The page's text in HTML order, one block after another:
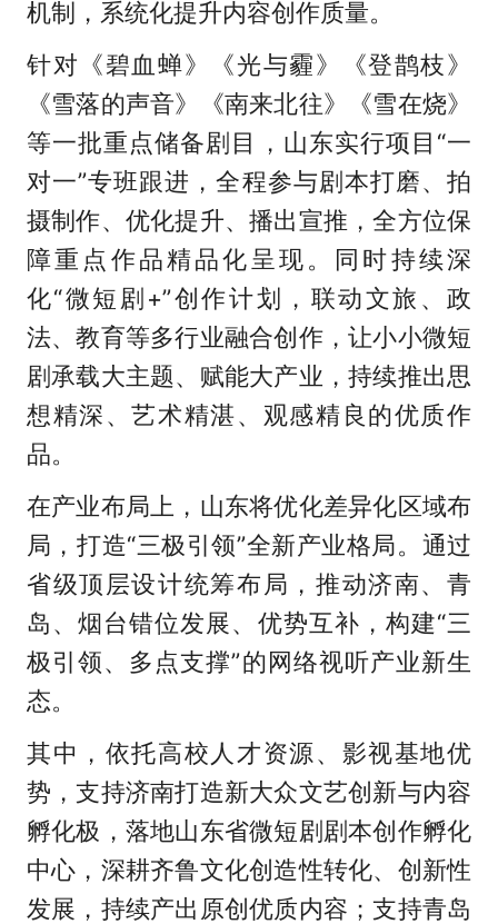
机制，系统化提升内容创作质量。
针对《碧血蝉》《光与霾》《登鹊枝》
《雪落的声音》《南来北往》《雪在烧》
等一批重点储备剧目，山东实行项目“一
对一”专班跟进，全程参与剧本打磨、拍
摄制作、优化提升、播出宣推，全方位保
障重点作品精品化呈现。同时持续深
化“微短剧+”创作计划，联动文旅、政
法、教育等多行业融合创作，让小小微短
剧承载大主题、赋能大产业，持续推出思
想精深、艺术精湛、观感精良的优质作
品。
在产业布局上，山东将优化差异化区域布
局，打造“三极引领”全新产业格局。通过
省级顶层设计统筹布局，推动济南、青
岛、烟台错位发展、优势互补，构建“三
极引领、多点支撑”的网络视听产业新生
态。
其中，依托高校人才资源、影视基地优
势，支持济南打造新大众文艺创新与内容
孵化极，落地山东省微短剧剧本创作孵化
中心，深耕齐鲁文化创造性转化、创新性
发展，持续产出原创优质内容；支持青岛